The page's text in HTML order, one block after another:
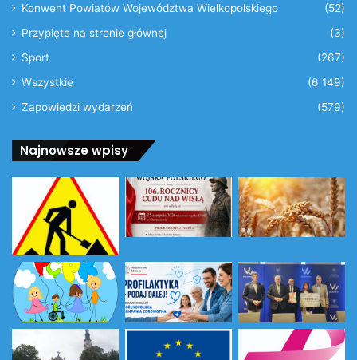
Konwent Powiatów Województwa Wielkopolskiego
(52)
Przypięte na stronie głównej
(3)
Sport
(267)
Wszystkie
(6 149)
Zapowiedzi wydarzeń
(579)
Najnowsze wpisy